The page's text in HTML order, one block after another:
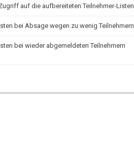
auf die aufbereitetenTeilnehmer-Listen
bei Absage wegen zu wenig Teilnehmern
bei wieder abgemeldeten Teilnehmern